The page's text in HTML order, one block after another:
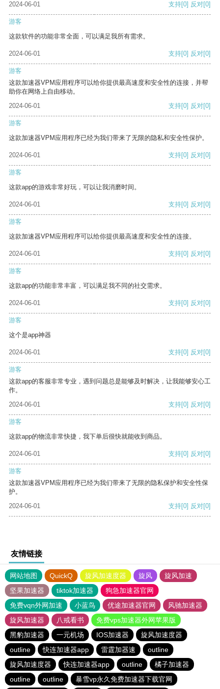
2024-06-01
支持[0] 反对[0]
游客
这款软件的功能非常全面，可以满足我所有需求。
2024-06-01 支持[0] 反对[0]
游客
这款加速器VPM应用程序可以给你提供最高速度和安全性的连接，并帮
助你在网络上自由移动。
2024-06-01
支持[0] 反对[0]
游客
这款加速器VPM应用程序已经为我们带来了无限的隐私和安全性保护。
2024-06-01 支持[0] 反对[0]
游客
这款app的游戏非常好玩，可以让我消磨时间。
2024-06-01 支持[0] 反对[0]
游客
这款加速器VPM应用程序可以给你提供最高速度和安全性的连接。
2024-06-01 支持[0] 反对[0]
游客
这款app的功能非常丰富，可以满足我不同的社交需求。
2024-06-01 支持[0] 反对[0]
游客
这个是app神器
2024-06-01 支持[0] 反对[0]
游客
这款app的客服非常专业，遇到问题总是能够及时解决，让我能够安心工
作。
2024-06-01
支持[0] 反对[0]
游客
这款app的物流非常快捷，我下单后很快就能收到商品。
2024-06-01 支持[0] 反对[0]
游客
这款加速器VPM应用程序已经为我们带来了无限的隐私保护和安全性保
护。
2024-06-01
支持[0] 反对[0]
友情链接
网站地图 QuickQ 旋风加速度器 旋风
旋风加速
坚果加速器
tiktok加速器
狗急加速器官网
免费vqn外网加速
小蓝鸟 优途加速器官网
风驰加速器
旋风加速器
八戒看书
免费vps加速器外网苹果版
黑豹加速器
一元机场 IOS加速器
旋风加速度器
outline
快连加速器app 雷霆加器速
outline
旋风加速度器
快连加速器app outline
橘子加速器
outline
outline 暴雪vp永久免费加速器下载官网